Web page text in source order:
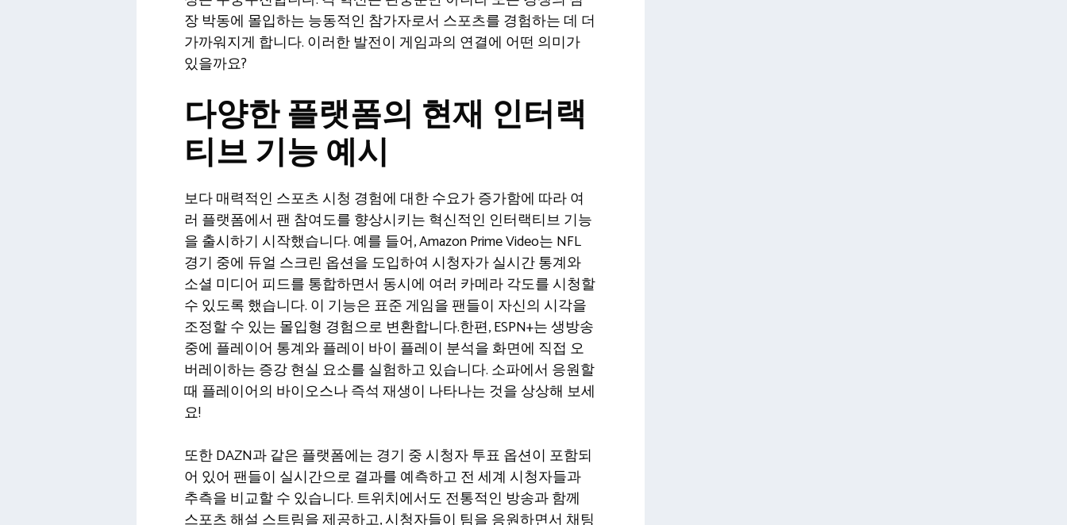
장 박동에 몰입하는 능동적인 참가자로서 스포츠를 경험하는 데 더
가까워지게 합니다. 이러한 발전이 게임과의 연결에 어떤 의미가
있을까요?
다양한 플랫폼의 현재 인터랙
티브 기능 예시
보다 매력적인 스포츠 시청 경험에 대한 수요가 증가함에 따라 여
러 플랫폼에서 팬 참여도를 향상시키는 혁신적인 인터랙티브 기능
을 출시하기 시작했습니다. 예를 들어, Amazon Prime Video는 NFL
경기 중에 듀얼 스크린 옵션을 도입하여 시청자가 실시간 통계와
소셜 미디어 피드를 통합하면서 동시에 여러 카메라 각도를 시청할
수 있도록 했습니다. 이 기능은 표준 게임을 팬들이 자신의 시각을
조정할 수 있는 몰입형 경험으로 변환합니다.한편, ESPN+는 생방송
중에 플레이어 통계와 플레이 바이 플레이 분석을 화면에 직접 오
버레이하는 증강 현실 요소를 실험하고 있습니다. 소파에서 응원할
때 플레이어의 바이오스나 즉석 재생이 나타나는 것을 상상해 보세
요!
또한 DAZN과 같은 플랫폼에는 경기 중 시청자 투표 옵션이 포함되
어 있어 팬들이 실시간으로 결과를 예측하고 전 세계 시청자들과
추측을 비교할 수 있습니다. 트위치에서도 전통적인 방송과 함께
스포츠 해설 스트림을 제공하고, 시청자들이 팀을 응원하면서 채팅